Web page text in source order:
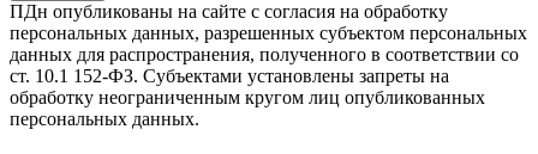
ПДн опубликованы на сайте с согласия на обработку
персональных данных, разрешенных субъектом персональных
данных для распространения, полученного в соответствии со
ст. 10.1 152-ФЗ. Субъектами установлены запреты на
обработку неограниченным кругом лиц опубликованных
персональных данных.